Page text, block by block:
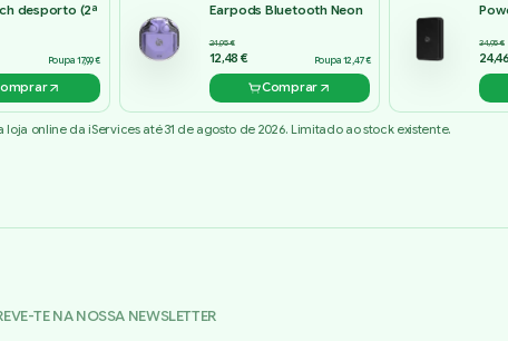
desporto (2ª
Poupa 17,99 €
Earpods Bluetooth Neon
24,95 €
12,48 € Poupa 12,47 €
Comprar
34,95 €
loja online da iServices até 31 de agosto de 2026. Limitado ao stock existente.
TE NA NOSSA NEWSLETTER